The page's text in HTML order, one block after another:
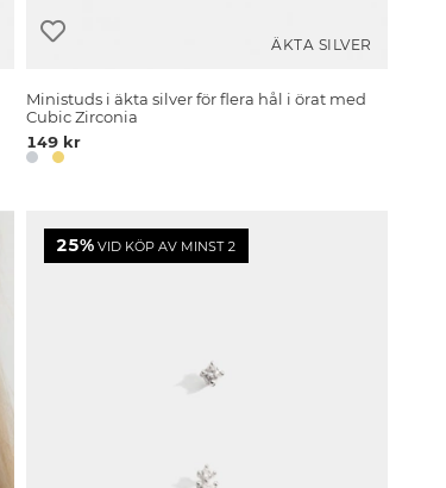
ÄKTA SILVER
Ministuds i äkta silver för flera hål i örat med
Cubic Zirconia
149 kr
25% VID KÖP AV MINST 2